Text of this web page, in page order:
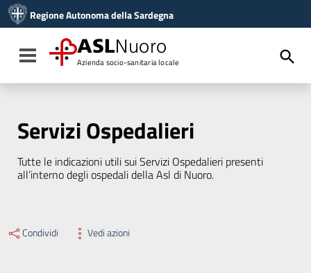
Vai al menu di navigazione
Vai al footer
Regione Autonoma della Sardegna
Toggle navigation
ASLNuoro
Azienda socio-sanitaria locale
Servizi Ospedalieri
Tutte le indicazioni utili sui Servizi Ospedalieri presenti
all’interno degli ospedali della Asl di Nuoro.
Condividi Vedi azioni